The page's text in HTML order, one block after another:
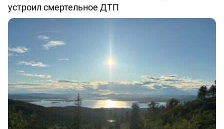
устроил смертельное ДТП